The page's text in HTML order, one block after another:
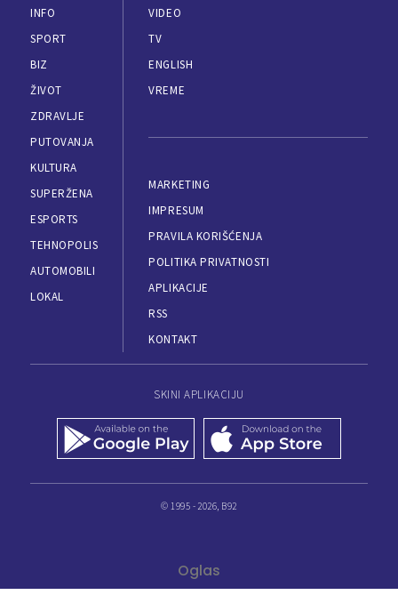
INFO
SPORT
BIZ
ŽIVOT
ZDRAVLJE
PUTOVANJA
KULTURA
SUPERŽENA
ESPORTS
TEHNOPOLIS
AUTOMOBILI
LOKAL
VIDEO
TV
ENGLISH
VREME
MARKETING
IMPRESUM
PRAVILA KORIŠĆENJA
POLITIKA PRIVATNOSTI
APLIKACIJE
RSS
KONTAKT
SKINI APLIKACIJU
© 1995 - 2026, B92